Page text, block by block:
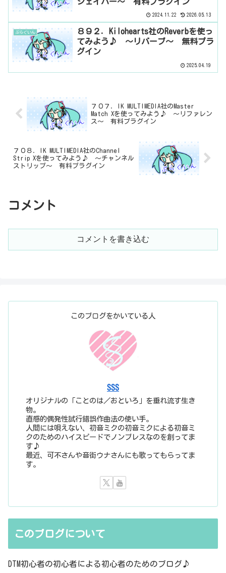
2024.11.22 2026.05.13
ぷらぐいん
８９２．Kilohearts社のReverbを使っ
てみよう♪ ～リバーブ～ 無料プラ
グイン
2025.04.19
７０７．IK MULTIMEDIA社のMaster
Match Xを使ってみよう♪ ～リファレン
ス～ 有料プラグイン
７０８．IK MULTIMEDIA社のChannel
Strip Xを使ってみよう♪ ～チャンネル
ストリップ～ 有料プラグイン
コメント
コメントを書き込む
このブログをかいている人
SSS
オリジナルの「ことのは／おといろ」を垂れ流す生き
物。
直感的偶発性試行錯誤作曲法の使い手。
人間には唄えない、初音ミクの初音ミクによる初音ミ
クのためのハイスピードでノンブレスなのを創ってま
す♪
最近、可不さんや音街ウナさんにも歌ってもらってま
す。
このブログについて
DTM初心者の初心者による初心者のためのブログ♪